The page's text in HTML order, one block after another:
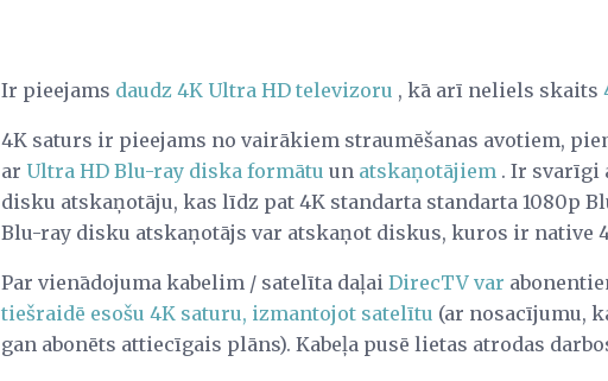
Ir pieejams daudz 4K Ultra HD televizoru , kā arī neliels skaits
4K saturs ir pieejams no vairākiem straumēšanas avotiem,
ar Ultra HD Blu-ray diska formātu un atskaņotājiem . Ir svarīgi
disku atskaņotāju, kas līdz pat 4K standarta standarta 1080p
Blu-ray disku atskaņotājs var atskaņot diskus, kuros ir native
Par vienādojuma kabelim / satelīta daļai DirecTV var
tiešraidē esošu 4K saturu, izmantojot satelītu (ar nosacījumu,
gan abonēts attiecīgais plāns). Kabeļa pusē lietas atrodas